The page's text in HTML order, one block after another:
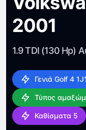
2001
1.9 TDI (130 Hp)
Γενιά Golf 4 1J1
Τύπος
Καθίσματα 5